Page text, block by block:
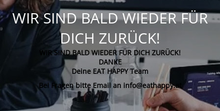
WIR SIND BALD WIEDER FÜR
DICH ZURÜCK!
WIR SIND BALD WIEDER FÜR DICH ZURÜCK!
DANKE
Deine EAT HAPPY Team
Bei Fragen bitte Email an info@eathappy.at